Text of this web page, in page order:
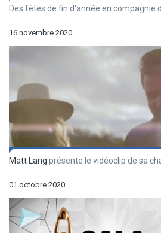
Des fêtes de fin d'année en compagnie
16 novembre 2020
Matt Lang présente le vidéoclip de sa
01 octobre 2020